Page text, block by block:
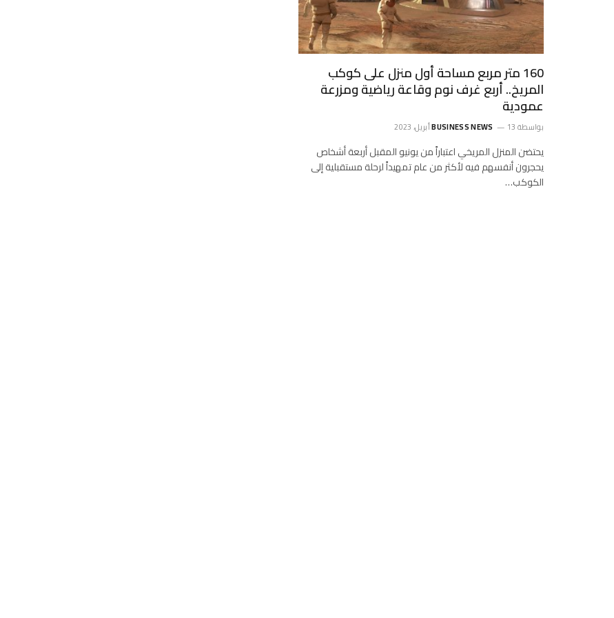
160 متر مربع مساحة أول منزل على كوكب
المريخ.. أربع غرف نوم وقاعة رياضية ومزرعة
عمودية
بواسطة BUSINESS NEWS 13 أبريل، 2023
يحتضن المنزل المريخي اعتباراً من يونيو المقبل أربعة أشخاص
يحجرون أنفسهم فيه لأكثر من عام تمهيداً لرحلة مستقبلية إلى
الكوكب…